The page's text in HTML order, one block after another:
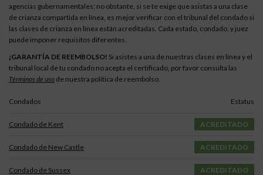
agencias gubernamentales; no obstante, si se te exige que asistas a una clase
de crianza compartida en línea, es mejor verificar con el tribunal del condado si
las clases de crianza en línea están acreditadas. Cada estado, condado, y juez
puede imponer requisitos diferentes.
¡GARANTÍA DE REEMBOLSO! Si asistes a una de nuestras clases en línea y el
tribunal local de tu condado no acepta el certificado, por favor consulta las
Términos de uso de nuestra política de reembolso.
Condados Estatus
Condado de Kent ACREDITADO
Condado de New Castle ACREDITADO
Condado de Sussex ACREDITADO